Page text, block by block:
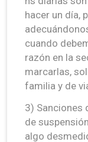
hacer un día,
cuando
razón en la
marcarlas,
familia y de
3) Sanciones
de
algo